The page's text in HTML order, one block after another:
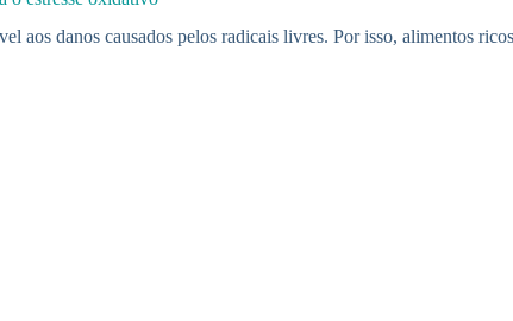
aos danos causados pelos radicais livres. Por isso, alimentos